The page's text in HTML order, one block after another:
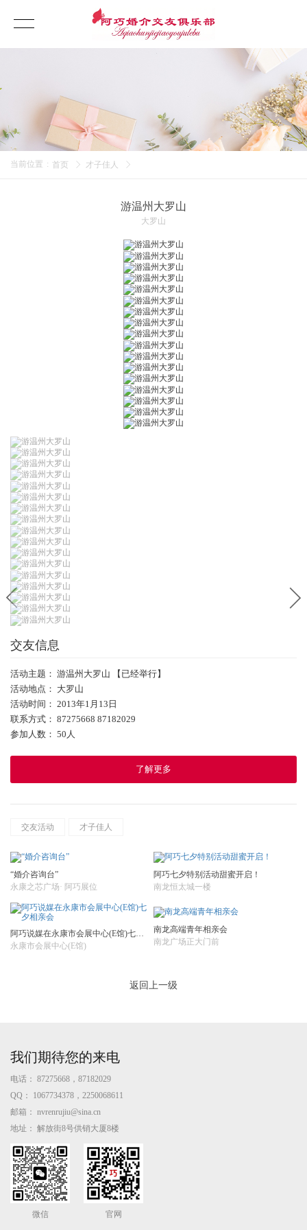
当前位置 : 首页 才子佳人
游温州大罗山
大罗山
交友信息
活动主题： 游温州大罗山 【已经举行】
活动地点： 大罗山
活动时间： 2013年1月13日
联系方式： 87275668 87182029
参加人数： 50人
了解更多
交友活动 才子佳人
“婚介咨询台”
永康之芯广场· 阿巧展位
阿巧七夕特别活动甜蜜开启！
南龙恒太城一楼
阿巧说媒在永康市会展中心(E馆)七夕相亲会
永康市会展中心(E馆)
南龙高端青年相亲会
南龙广场正大门前
返回上一级
我们期待您的来电
电话： 87275668，87182029
QQ：
1067734378，2250068611
邮箱： nvrenrujiu@sina.cn
地址： 解放街8号供销大厦8楼
微信 官网